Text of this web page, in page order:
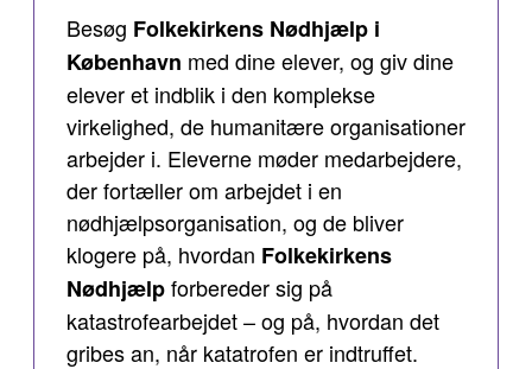
Besøg Folkekirkens Nødhjælp i
København med dine elever, og giv dine
elever et indblik i den komplekse
virkelighed, de humanitære organisationer
arbejder i. Eleverne møder medarbejdere,
der fortæller om arbejdet i en
nødhjælpsorganisation, og de bliver
klogere på, hvordan Folkekirkens
Nødhjælpforbereder sig på
katastrofearbejdet – og på, hvordan det
gribes an, når katatrofen er indtruffet.